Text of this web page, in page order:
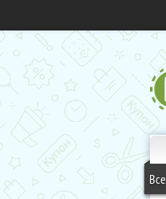
Все